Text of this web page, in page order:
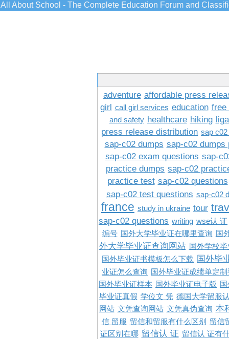
All About School - The Complete Education Forum and
adventure affordable press
girl call girl services education free
and safety healthcare hiking
press release distribution sap
sap-c02 dumps sap-c02 dumps
sap-c02 exam questions sap-
practice dumps sap-c02
practice test sap-c02 questions
sap-c02 test questions sap-c02
france study in ukraine tour
sap-c02 questions writing wse认 证
编号 国外大学毕业证在哪里查询 国
外大学毕业证查询网站 国外学校
国外毕业证书模板怎么下载 国外毕
业证怎么查询
国外毕业证成绩单定
国外毕业证样本
国外毕业证电子版
毕业证真假 学位文 凭 德国大学留服
网站 文凭查询网站 文凭真伪查询 本
信 留服 留信和留服有什么区别
留信
证区别在哪 留信认 证 留信认 证有